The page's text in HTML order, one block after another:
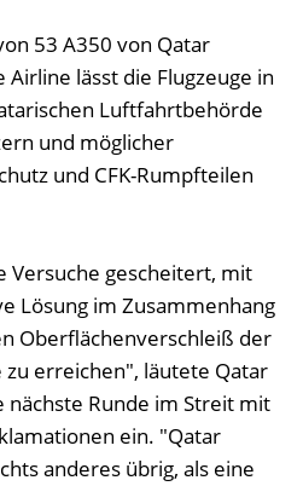
53 A350 von Qatar
Airline lässt die Flugzeuge in
Luftfahrtbehörde
und möglicher
und CFK-Rumpfteilen
Versuche gescheitert, mit
Lösung im Zusammenhang
Oberflächenverschleiß der
zu erreichen", läutete Qatar
nächste Runde im Streit mit
ein. "Qatar
anderes übrig, als eine